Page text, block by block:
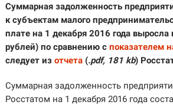
Суммарная задолженность
к субъектам малого
плате на 1 декабря 2016 года
рублей) по сравнению с показателем
следует из отчета(.pdf, 181 kb)
Суммарная задолженность
Росстатом на 1 декабря 2016 года